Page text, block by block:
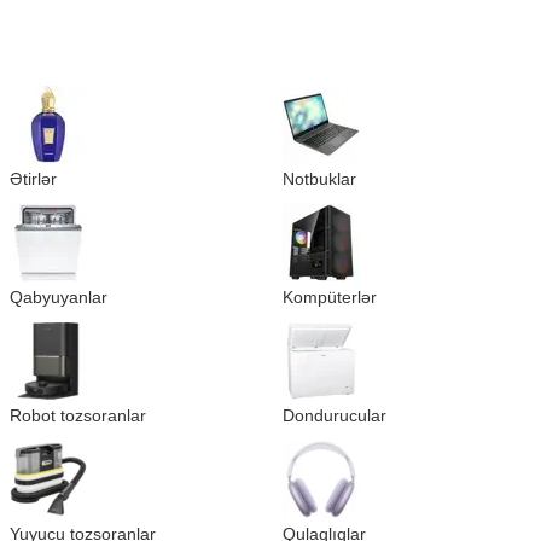
Ətirlər Notbuklar
Qabyuyanlar Kompüterlər
Robot tozsoranlar Dondurucular
Yuyucu tozsoranlar Qulaqlıqlar